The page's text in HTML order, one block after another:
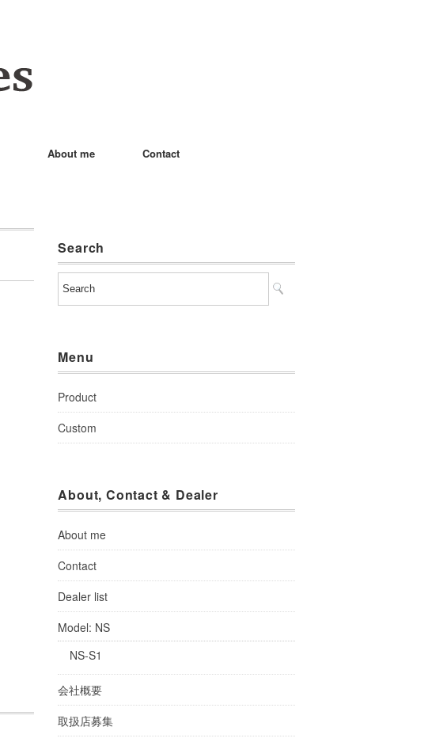
About me Contact
Search
Menu
Product
Custom
About, Contact & Dealer
About me
Contact
Dealer list
Model: NS
NS-S1
会社概要
取扱店募集